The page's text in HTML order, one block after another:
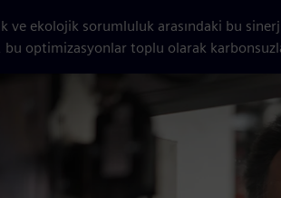
ve ekolojik sorumluluk arasındaki bu
optimizasyonlar toplu olarak